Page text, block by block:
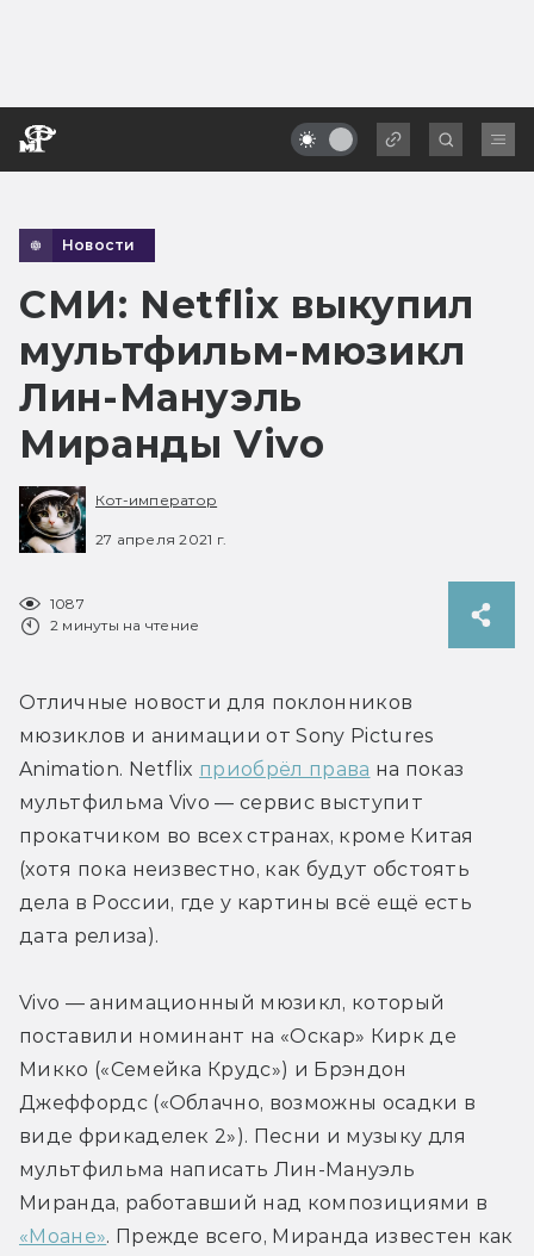
Новости
СМИ: Netflix выкупил
мультфильм-мюзикл
Лин-Мануэль
Миранды Vivo
Кот-император
27 апреля 2021 г.
1087
2 минуты на чтение
Отличные новости для поклонников
мюзиклов и анимации от Sony Pictures
Animation. Netflix приобрёл права на показ
мультфильма Vivo — сервис выступит
прокатчиком во всех странах, кроме Китая
(хотя пока неизвестно, как будут обстоять
дела в России, где у картины всё ещё есть
дата релиза).
Vivo — анимационный мюзикл, который
поставили номинант на «Оскар» Кирк де
Микко («Семейка Крудс») и Брэндон
Джеффордс («Облачно, возможны осадки в
виде фрикаделек 2»). Песни и музыку для
мультфильма написать Лин-Мануэль
«Моане». Прежде всего, Миранда известен как